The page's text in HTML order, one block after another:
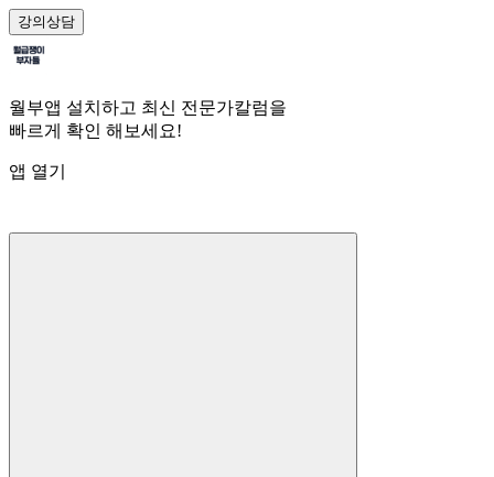
강의상담
월부앱 설치하고 최신 전문가칼럼을
빠르게 확인 해보세요!
앱 열기